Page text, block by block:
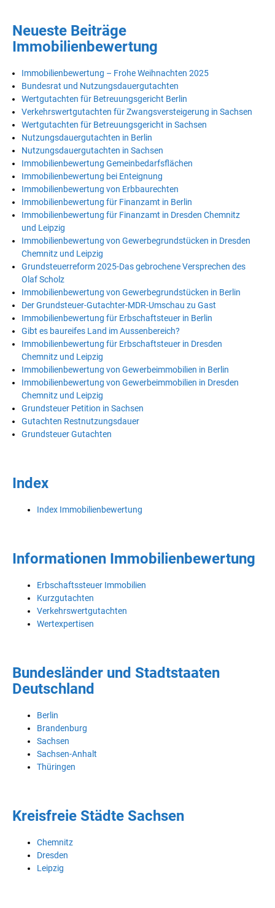
Neueste Beiträge
Immobilienbewertung
Immobilienbewertung – Frohe Weihnachten 2025
Bundesrat und Nutzungsdauergutachten
Wertgutachten für Betreuungsgericht Berlin
Verkehrswertgutachten für Zwangsversteigerung in Sachsen
Wertgutachten für Betreuungsgericht in Sachsen
Nutzungsdauergutachten in Berlin
Nutzungsdauergutachten in Sachsen
Immobilienbewertung Gemeinbedarfsflächen
Immobilienbewertung bei Enteignung
Immobilienbewertung von Erbbaurechten
Immobilienbewertung für Finanzamt in Berlin
Immobilienbewertung für Finanzamt in Dresden Chemnitz
und Leipzig
Immobilienbewertung von Gewerbegrundstücken in Dresden
Chemnitz und Leipzig
Grundsteuerreform 2025-Das gebrochene Versprechen des
Olaf Scholz
Immobilienbewertung von Gewerbegrundstücken in Berlin
Der Grundsteuer-Gutachter-MDR-Umschau zu Gast
Immobilienbewertung für Erbschaftsteuer in Berlin
Gibt es baureifes Land im Aussenbereich?
Immobilienbewertung für Erbschaftsteuer in Dresden
Chemnitz und Leipzig
Immobilienbewertung von Gewerbeimmobilien in Berlin
Immobilienbewertung von Gewerbeimmobilien in Dresden
Chemnitz und Leipzig
Grundsteuer Petition in Sachsen
Gutachten Restnutzungsdauer
Grundsteuer Gutachten
Index
Index Immobilienbewertung
Informationen Immobilienbewertung
Erbschaftssteuer Immobilien
Kurzgutachten
Verkehrswertgutachten
Wertexpertisen
Bundesländer und Stadtstaaten
Deutschland
Berlin
Brandenburg
Sachsen
Sachsen-Anhalt
Thüringen
Kreisfreie Städte Sachsen
Chemnitz
Dresden
Leipzig